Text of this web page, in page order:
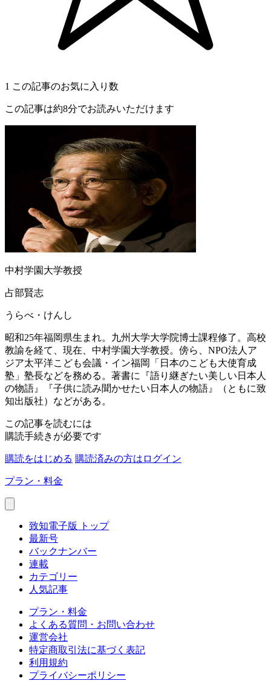
1 この記事のお気に入り数
この記事は約8分でお読みいただけます
中村学園大学教授
占部賢志
うらべ・けんし
昭和25年福岡県生まれ。九州大学大学院博士課程修了。高校
教諭を経て、現在、中村学園大学教授。傍ら、NPO法人ア
ジア太平洋こども会議・イン福岡「日本のこども大使育成
塾」塾長などを務める。著書に『語り継ぎたい美しい日本人
の物語』『子供に読み聞かせたい日本人の物語』（ともに致
知出版社）などがある。
この記事を読むには
購読手続きが必要です
購読をはじめる 購読済みの方はログイン
プラン・料金
致知電子版 トップ
最新号
バックナンバー
連載
カテゴリー
人気記事
プラン・料金
よくある質問・お問い合わせ
運営会社
特定商取引法に基づく表記
利用規約
プライバシーポリシー